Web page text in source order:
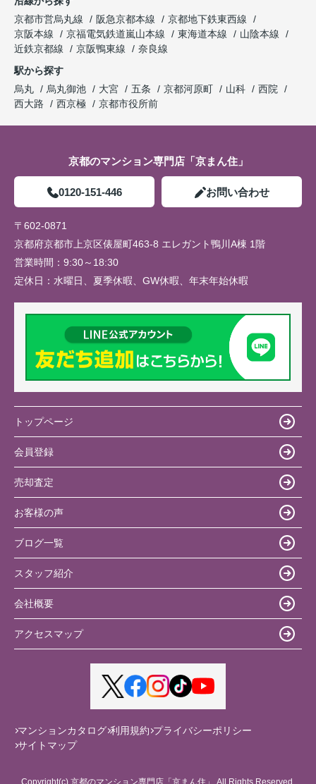
京都市営烏丸線
阪急京都本線
京都地下鉄東西線
京阪本線
京福電気鉄道嵐山本線 東海道本線
山陰本線
近鉄京都線
京阪鴨東線
奈良線
駅から探す
烏丸
烏丸御池 大宮 五条 京都河原町 山科
西院
西大路
西京極 京都市役所前
京都のマンション専門店「京まん住」
0120-151-446 お問い合わせ
〒602-0871
京都府京都市上京区俵屋町463-8 エレガント鴨川A棟 1階
営業時間： 9:30～18:30
定休日： 水曜日、夏季休暇、GW休暇、年末年始休暇
トップページ
会員登録
売却査定
お客様の声
ブログ一覧
スタッフ紹介
会社概要
アクセスマップ
マンションカタログ 利用規約 プライバシーポリシー
サイトマップ
Copyright(c) 京都のマンション専門店「京まん住」 All Rights Reserved.